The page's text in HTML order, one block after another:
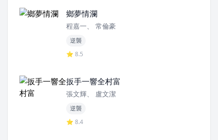
鄉夢情瀾
程嘉一、 常倫豪
逆襲
⭐ 8.5
扳手一響全村富
張文輝、 盧文潔
逆襲
⭐ 8.4